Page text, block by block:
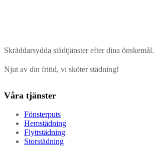
Skräddarsydda städtjänster efter dina önskemål.
Njut av din fritid, vi sköter städning!
Våra tjänster
Fönsterputs
Hemstädning
Flyttstädning
Storstädning